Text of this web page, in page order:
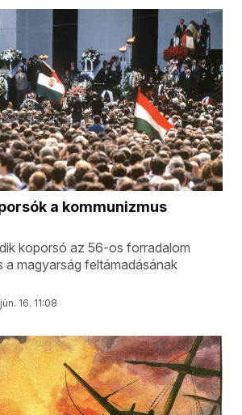
a kommunizmus
koporsó az 56-os forradalom
a magyarság feltámadásának
16. 11:08